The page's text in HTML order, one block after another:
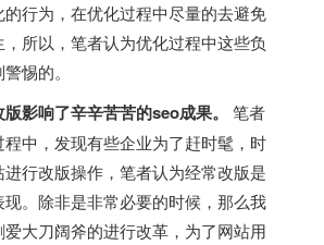
行为，在优化过程中尽量的去避免
所以，笔者认为优化过程中这些负
惕的。
影响了辛辛苦苦的seo成果。
笔者
中，发现有些企业为了赶时髦，时
行改版操作，笔者认为经常改版是
。除非是非常必要的时候，那么我
大刀阔斧的进行改革，为了网站用